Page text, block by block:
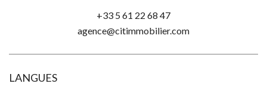
+33 5 61 22 68 47
agence@citimmobilier.com
LANGUES